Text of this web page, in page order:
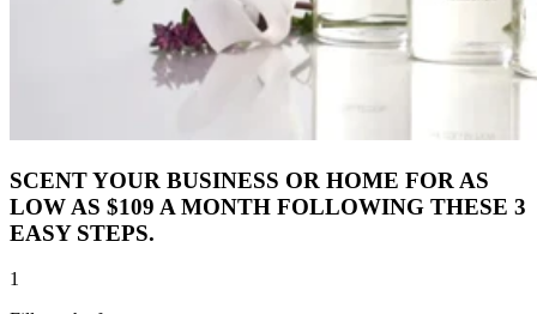
SCENT YOUR BUSINESS OR HOME FOR AS
LOW AS $109 A MONTH FOLLOWING THESE 3
EASY STEPS.
1